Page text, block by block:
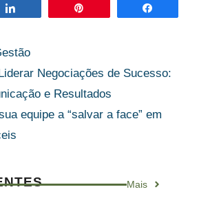
Compartilhar
Negociações de Sucesso:
e Resultados
equipe a “salvar a face” em
Mais